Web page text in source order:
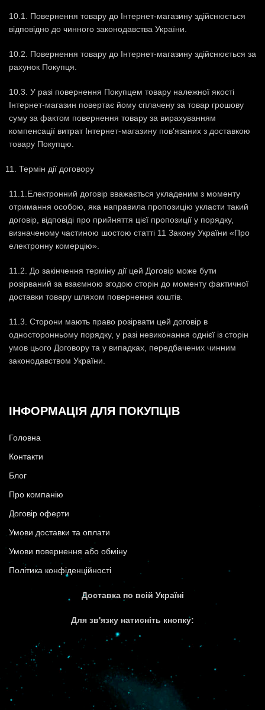
10.1. Повернення товару до Інтернет-магазину здійснюється
відповідно до чинного законодавства України.
10.2. Повернення товару до Інтернет-магазину здійснюється за
рахунок Покупця.
10.3. У разі повернення Покупцем товару належної якості
Інтернет-магазин повертає йому сплачену за товар грошову
суму за фактом повернення товару за вирахуванням
компенсації витрат Інтернет-магазину пов’язаних з доставкою
товару Покупцю.
Термін дії договору
11.1.Електронний договір вважається укладеним з моменту
отримання особою, яка направила пропозицію укласти такий
договір, відповіді про прийняття цієї пропозиції у порядку,
визначеному частиною шостою статті 11 Закону України «Про
електронну комерцію».
11.2. До закінчення терміну дії цей Договір може бути
розірваний за взаємною згодою сторін до моменту фактичної
доставки товару шляхом повернення коштів.
11.3. Сторони мають право розірвати цей договір в
односторонньому порядку, у разі невиконання однієї із сторін
умов цього Договору та у випадках, передбачених чинним
законодавством України.
ІНФОРМАЦІЯ ДЛЯ ПОКУПЦІВ
Головна
Контакти
Блог
Про компанію
Договір оферти
Умови доставки та оплати
Умови повернення або обміну
Політика конфіденційності
Доставка по всій Україні
Для зв'язку натисніть кнопку: